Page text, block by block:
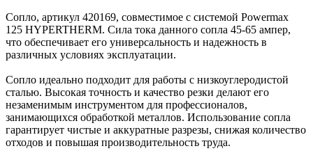
Сопло, артикул 420169, совместимое с системой Powermax
125 HYPERTHERM. Сила тока данного сопла 45-65 ампер,
что обеспечивает его универсальность и надежность в
различных условиях эксплуатации.
Сопло идеально подходит для работы с низкоуглеродистой
сталью. Высокая точность и качество резки делают его
незаменимым инструментом для профессионалов,
занимающихся обработкой металлов. Использование сопла
гарантирует чистые и аккуратные разрезы, снижая количество
отходов и повышая производительность труда.